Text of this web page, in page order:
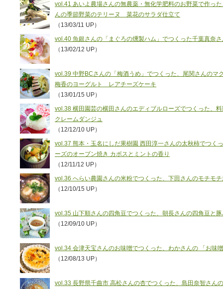
vol.41 あいよ農場さんの無農薬・無化学肥料のお野菜で作っ
んの季節野菜のテリーヌ 菜花のサラダ仕立て
（13/03/11 UP）
vol.40 魚銀さんの「まぐろの燻製ハム」でつくった千葉真奈
（13/02/12 UP）
vol.39 中野BCさんの「梅酒うめ」でつくった、尾関さんの
梅香のヨーグルト レアチーズケーキ
（13/01/15 UP）
vol.38 横田園芸の横田さんのエディブルローズでつくった、
クレームダンジュ
（12/12/10 UP）
vol.37 熊本・玉名にしだ果樹園 西田淳一さんの太秋柿でつく
ーズのオーブン焼き カボスとミントの香り
（12/11/12 UP）
vol.36 へらい農園さんの米粉でつくった、下田さんのモチモ
（12/10/15 UP）
vol.35 山下順さんの四角豆でつくった、朝長さんの四角豆と
（12/09/10 UP）
vol.34 会津天宝さんのお味噌でつくった、わかさんの 「お味
（12/08/13 UP）
vol.33 長野県千曲市 高松さんの杏でつくった、島田奈智さん